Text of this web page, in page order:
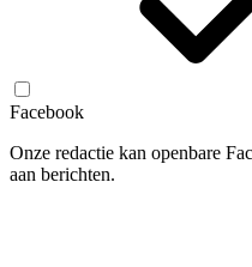
Facebook
Onze redactie kan openbare
aan berichten.